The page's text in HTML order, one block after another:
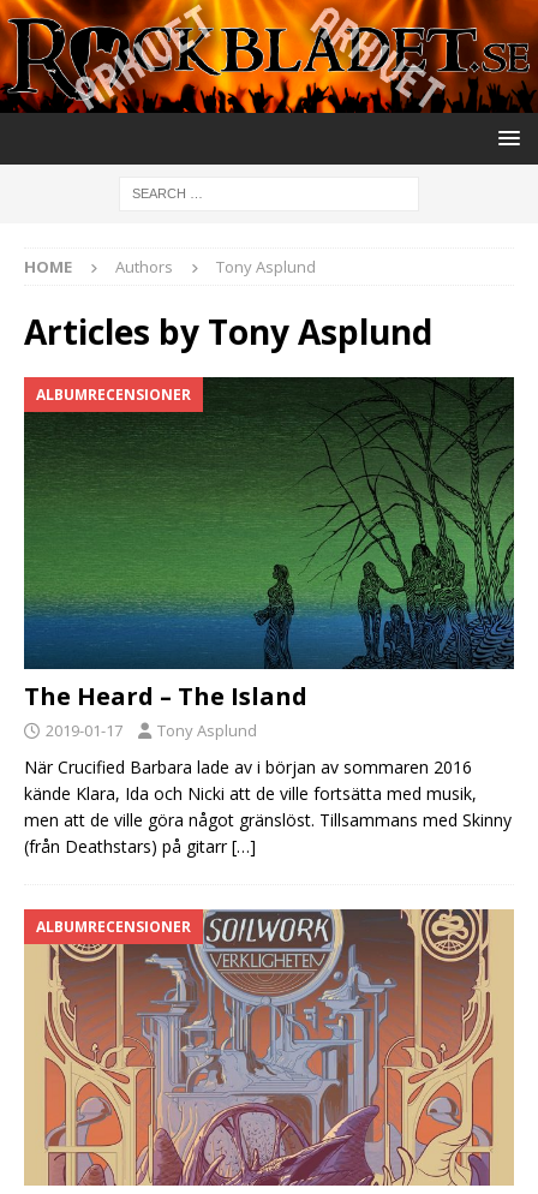
HOME Authors Tony Asplund
Articles by Tony Asplund
ALBUMRECENSIONER
The Heard – The Island
2019-01-17 Tony Asplund
När Crucified Barbara lade av i början av sommaren 2016
kände Klara, Ida och Nicki att de ville fortsätta med musik,
men att de ville göra något gränslöst. Tillsammans med Skinny
(från Deathstars) på gitarr[…]
ALBUMRECENSIONER